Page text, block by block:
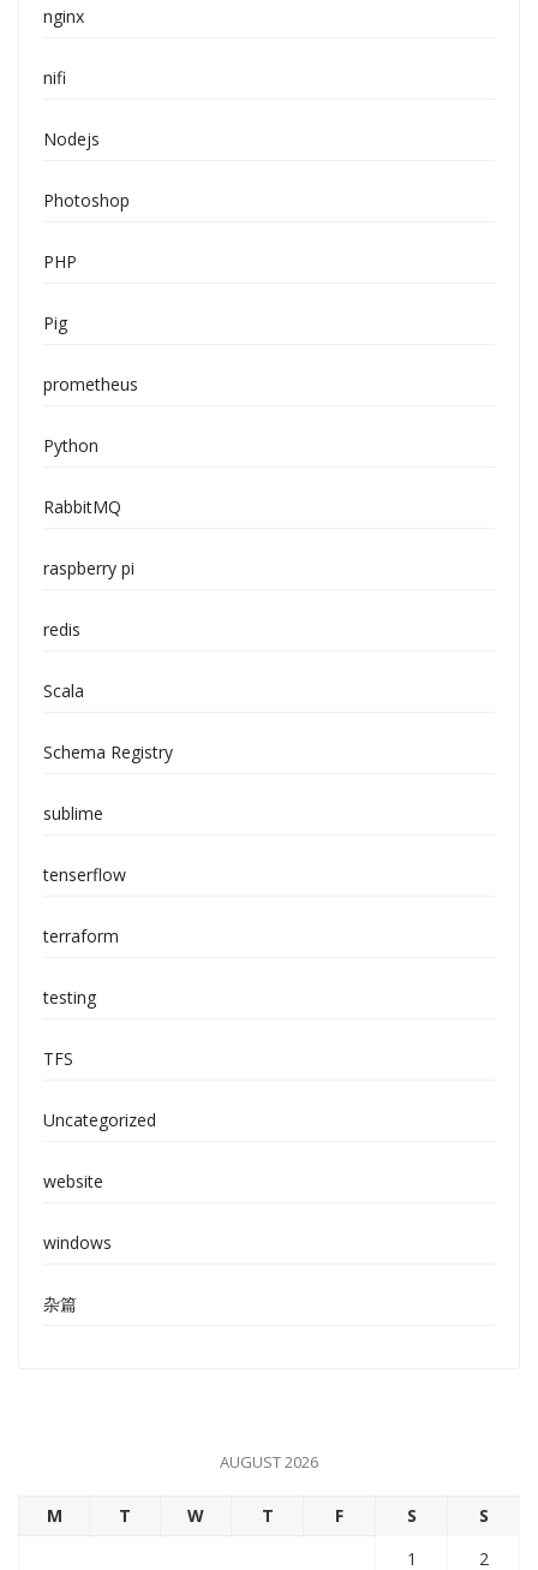
nginx
nifi
Nodejs
Photoshop
PHP
Pig
prometheus
Python
RabbitMQ
raspberry pi
redis
Scala
Schema Registry
sublime
tenserflow
terraform
testing
TFS
Uncategorized
website
windows
杂篇
AUGUST 2026
M T W T F S
S
1
2